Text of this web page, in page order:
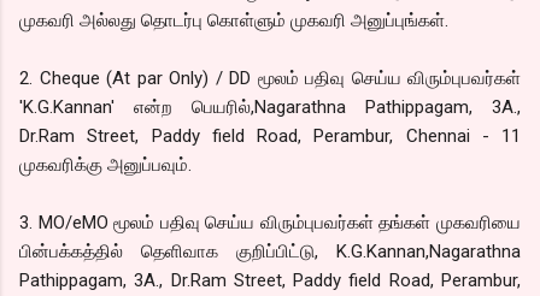
முகவரி அல்லது தொடர்பு கொள்ளும் முகவரி அனுப்புங்கள்.
2. Cheque (At par Only) / DD மூலம் பதிவு செய்ய விரும்புபவர்கள்
'K.G.Kannan' என்ற பெயரில்,Nagarathna Pathippagam, 3A.,
Dr.Ram Street, Paddy field Road, Perambur, Chennai - 11
முகவரிக்கு அனுப்பவும்.
3. MO/eMO மூலம் பதிவு செய்ய விரும்புபவர்கள் தங்கள் முகவரியை
பின்பக்கத்தில் தெளிவாக குறிப்பிட்டு, K.G.Kannan,Nagarathna
Pathippagam, 3A., Dr.Ram Street, Paddy field Road, Perambur,